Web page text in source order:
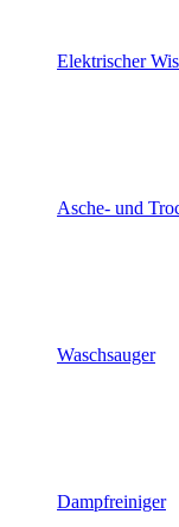
Elektrischer
Asche- und
Waschsauger
Dampfreiniger